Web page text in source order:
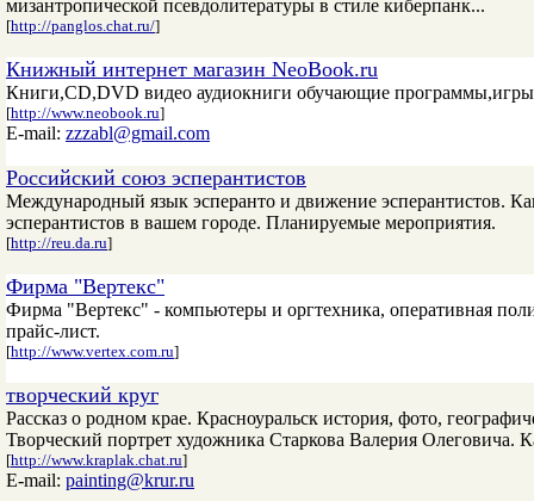
мизантропической псевдолитературы в стиле киберпанк...
[http://panglos.chat.ru/]
Книжный интернет магазин NeoBook.ru
Книги,CD,DVD видео аудиокниги обучающие
[http://www.neobook.ru]
E-mail: zzzabl@gmail.com
Российский союз эсперантистов
Международный язык эсперанто и движение эсперантистов.
эсперантистов в вашем городе. Планируемые мероприятия.
[http://reu.da.ru]
Фирма "Вертекс"
Фирма "Вертекс" - компьютеры и оргтехника, оперативная
прайс-лист.
[http://www.vertex.com.ru]
творческий круг
Рассказ о родном крае. Красноуральск история, фото,
Творческий портрет художника Старкова Валерия Олеговича.
[http://www.kraplak.chat.ru]
E-mail: painting@krur.ru